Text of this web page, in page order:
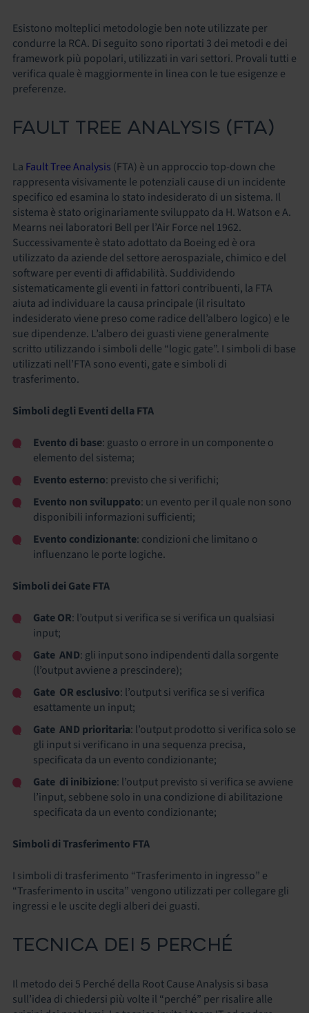
Esistono molteplici metodologie ben note utilizzate per
condurre la RCA. Di seguito sono riportati 3 dei metodi e dei
framework più popolari, utilizzati in vari settori. Provali tutti e
verifica quale è maggiormente in linea con le tue esigenze e
preferenze.
FAULT TREE ANALYSIS (FTA)
La Fault Tree Analysis (FTA) è un approccio top-down che
rappresenta visivamente le potenziali cause di un incidente
specifico ed esamina lo stato indesiderato di un sistema. Il
sistema è stato originariamente sviluppato da H. Watson e A.
Mearns nei laboratori Bell per l’Air Force nel 1962.
Successivamente è stato adottato da Boeing ed è ora
utilizzato da aziende del settore aerospaziale, chimico e del
software per eventi di affidabilità. Suddividendo
sistematicamente gli eventi in fattori contribuenti, la FTA
aiuta ad individuare la causa principale (il risultato
indesiderato viene preso come radice dell’albero logico) e le
sue dipendenze. L’albero dei guasti viene generalmente
scritto utilizzando i simboli delle “logic gate”. I simboli di base
utilizzati nell’FTA sono eventi, gate e simboli di
trasferimento.
Simboli degli Eventi della FTA
Evento di base: guasto o errore in un componente o
elemento del sistema;
Evento esterno: previsto che si verifichi;
Evento non sviluppato: un evento per il quale non sono
disponibili informazioni sufficienti;
Evento condizionante: condizioni che limitano o
influenzano le porte logiche.
Simboli dei Gate FTA
Gate OR: l’output si verifica se si verifica un qualsiasi
input;
Gate AND: gli input sono indipendenti dalla sorgente
(l’output avviene a prescindere);
Gate OR esclusivo: l’output si verifica se si verifica
esattamente un input;
Gate AND prioritaria: l’output prodotto si verifica solo se
gli input si verificano in una sequenza precisa,
specificata da un evento condizionante;
Gate di inibizione: l’output previsto si verifica se avviene
l’input, sebbene solo in una condizione di abilitazione
specificata da un evento condizionante;
Simboli di Trasferimento FTA
I simboli di trasferimento “Trasferimento in ingresso” e
“Trasferimento in uscita” vengono utilizzati per collegare gli
ingressi e le uscite degli alberi dei guasti.
TECNICA DEI 5 PERCHÉ
Il metodo dei 5 Perché della Root Cause Analysis si basa
sull’idea di chiedersi più volte il “perché” per risalire alle